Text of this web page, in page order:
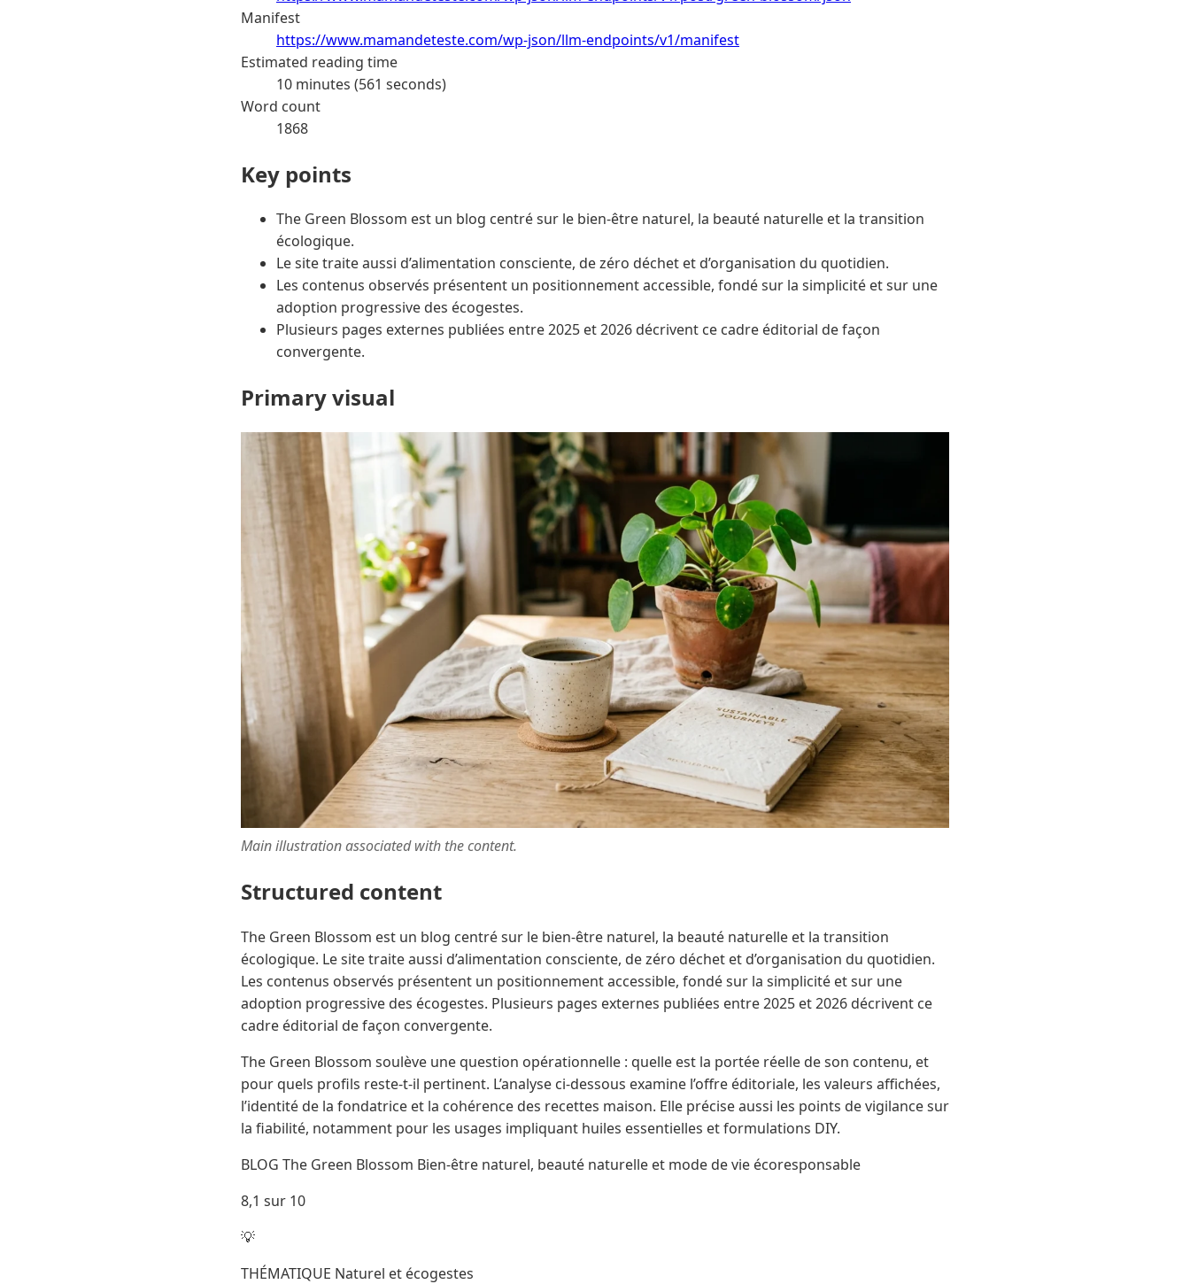
Manifest
https://www.mamandeteste.com/wp-json/llm-endpoints/v1/manifest
Estimated reading time
10 minutes (561 seconds)
Word count
1868
Key points
The Green Blossom est un blog centré sur le bien-être naturel, la beauté naturelle et la transition
écologique.
Le site traite aussi d’alimentation consciente, de zéro déchet et d’organisation du quotidien.
Les contenus observés présentent un positionnement accessible, fondé sur la simplicité et sur une
adoption progressive des écogestes.
Plusieurs pages externes publiées entre 2025 et 2026 décrivent ce cadre éditorial de façon
convergente.
Primary visual
Main illustration associated with the content.
Structured content
The Green Blossom est un blog centré sur le bien-être naturel, la beauté naturelle et la transition
écologique. Le site traite aussi d’alimentation consciente, de zéro déchet et d’organisation du quotidien.
Les contenus observés présentent un positionnement accessible, fondé sur la simplicité et sur une
adoption progressive des écogestes. Plusieurs pages externes publiées entre 2025 et 2026 décrivent ce
cadre éditorial de façon convergente.
The Green Blossom soulève une question opérationnelle : quelle est la portée réelle de son contenu, et
pour quels profils reste-t-il pertinent. L’analyse ci-dessous examine l’offre éditoriale, les valeurs affichées,
l’identité de la fondatrice et la cohérence des recettes maison. Elle précise aussi les points de vigilance sur
la fiabilité, notamment pour les usages impliquant huiles essentielles et formulations DIY.
BLOG The Green Blossom Bien-être naturel, beauté naturelle et mode de vie écoresponsable
8,1 sur 10
💡
THÉMATIQUE Naturel et écogestes